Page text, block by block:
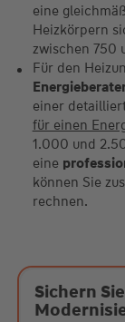
eine
Heizkörpern
zwischen 750
Für den
einer
für einen
1.000 und
eine
können Sie
rechnen.
Sichern